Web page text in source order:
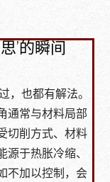
’的瞬间
，也都有解法。
通常与材料局部
切削方式、材料
于热胀冷缩、
不加以控制，会